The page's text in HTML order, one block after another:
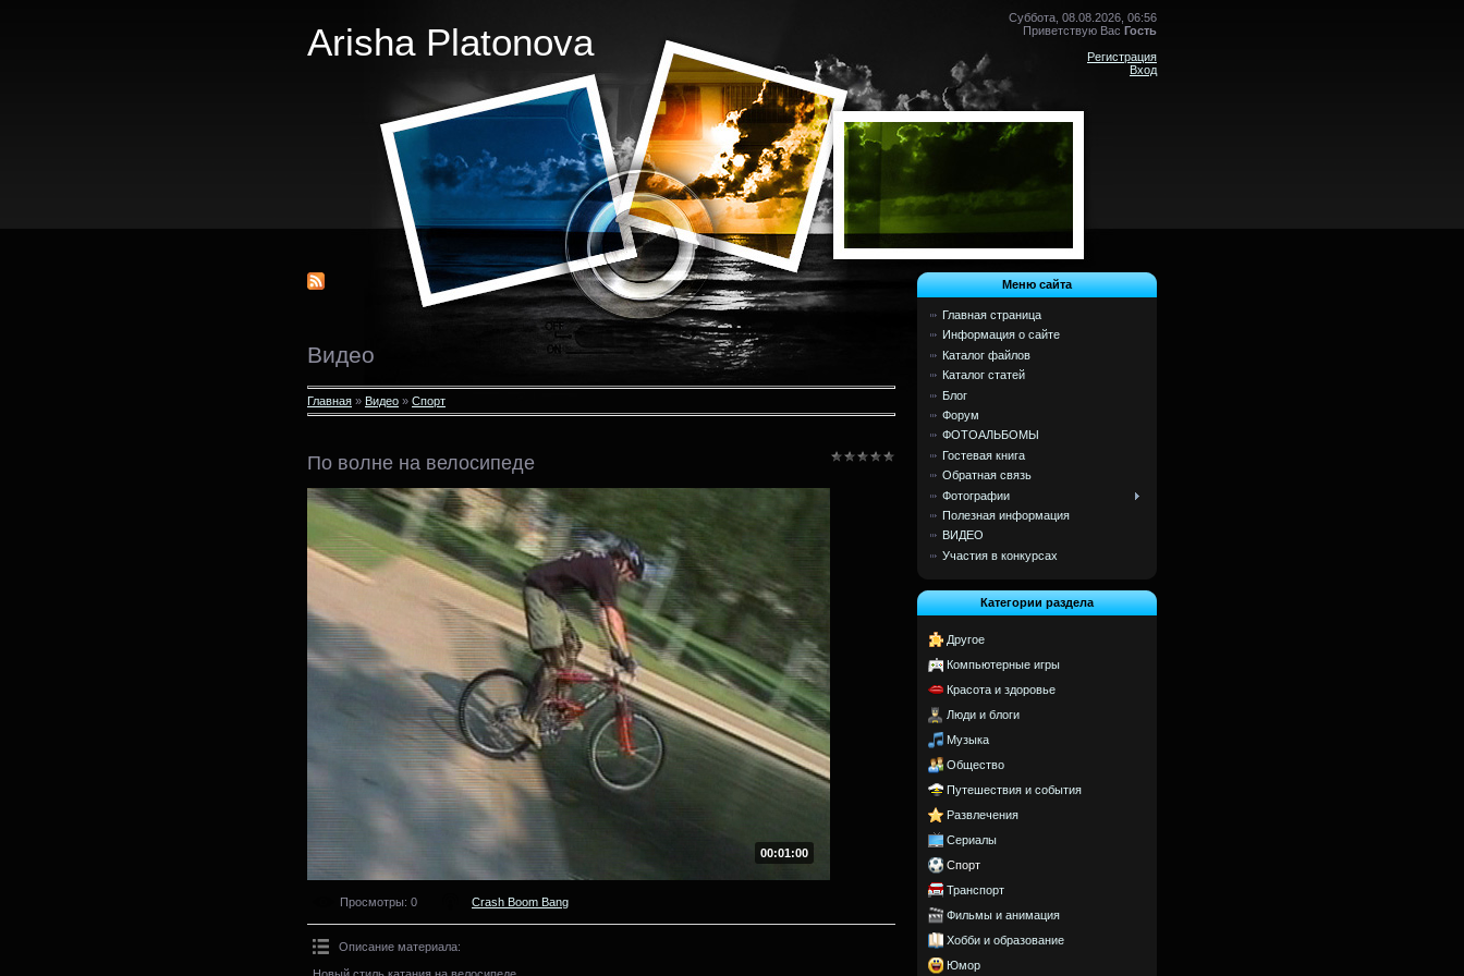
Arisha Platonova
Суббота, 08.08.2026, 06:56
Приветствую Вас Гость
Регистрация
Вход
Видео
Главная » Видео » Спорт
По волне на велосипеде
00:01:00
Просмотры: 0 Crash Boom Bang
Описание материала:
Новый стиль катания на велосипеде.
Меню сайта
Главная страница
Информация о сайте
Каталог файлов
Каталог статей
Блог
Форум
ФОТОАЛЬБОМЫ
Гостевая книга
Обратная связь
Фотографии
Полезная информация
ВИДЕО
Участия в конкурсах
Категории раздела
Другое
Компьютерные игры
Красота и здоровье
Люди и блоги
Музыка
Общество
Путешествия и события
Развлечения
Сериалы
Спорт
Транспорт
Фильмы и анимация
Хобби и образование
Юмор